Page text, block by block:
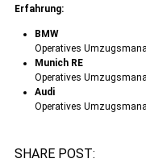
Erfahrung:
BMW
Operatives
Munich RE
Operatives
Audi
Operatives
SHARE POST: